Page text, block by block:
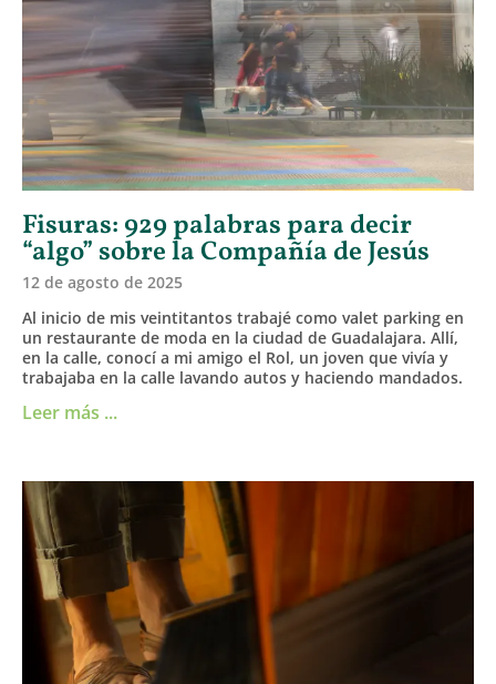
Fisuras: 929 palabras para decir
“algo” sobre la Compañía de Jesús
12 de agosto de 2025
Al inicio de mis veintitantos trabajé como valet parking en
un restaurante de moda en la ciudad de Guadalajara. Allí,
en la calle, conocí a mi amigo el Rol, un joven que vivía y
trabajaba en la calle lavando autos y haciendo mandados.
Leer más ...